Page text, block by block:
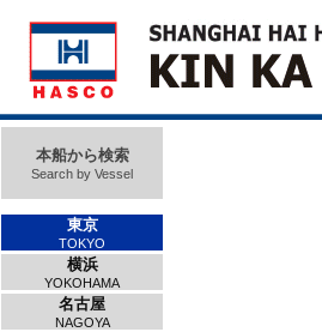
本船から検索
Search by Vessel
東京
TOKYO
横浜
YOKOHAMA
名古屋
NAGOYA